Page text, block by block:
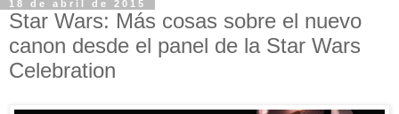
18 de abril de 2015
Star Wars: Más cosas sobre el nuevo
canon desde el panel de la Star Wars
Celebration